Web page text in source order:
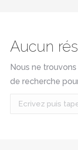
Aucun
Nous ne
de recherche
Recherche
: